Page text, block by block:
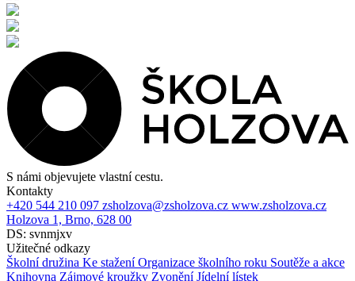
S námi objevujete vlastní cestu.
Kontakty
+420 544 210 097 zsholzova@zsholzova.cz www.zsholzova.cz
Holzova 1, Brno, 628 00
DS: svnmjxv
Užitečné odkazy
Školní družina Ke staženíOrganizace školního roku Soutěže a akce
Knihovna Zájmové kroužky ZvoněníJídelní lístek